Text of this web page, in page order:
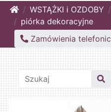
HomeWSTĄŻKI i OZDOBY
piórka dekoracyjne
Zamówienia